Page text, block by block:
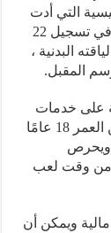
التي أدت
إلى ظهور رافينها في إجمالي 50 مباراة وساهم في تسجيل 22
إلى لياقته البدنية ،
المقبل.
على خدمات
أردا جولر. يعتبر اللاعب الدولي التركي البالغ من العمر 18 عامًا
ويحرص
من وقت لعب
ويمكن أن